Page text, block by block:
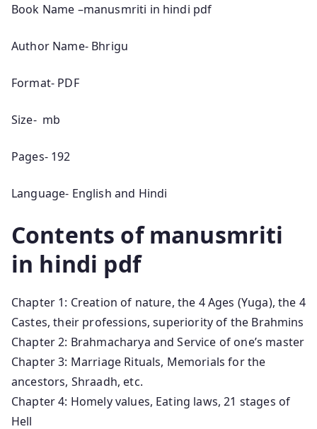
Book Name –manusmriti in hindi pdf
Author Name- Bhrigu
Format- PDF
Size- mb
Pages- 192
Language- English and Hindi
Contents of manusmriti
in hindi pdf
Chapter 1: Creation of nature, the 4 Ages (Yuga), the 4
Castes, their professions, superiority of the Brahmins
Chapter 2: Brahmacharya and Service of one’s master
Chapter 3: Marriage Rituals, Memorials for the
ancestors, Shraadh, etc.
Chapter 4: Homely values, Eating laws, 21 stages of
Hell